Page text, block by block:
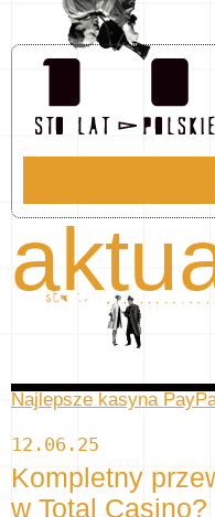
Najlepsze kasyna
12.06.25
Kompletny
w Total Casino?